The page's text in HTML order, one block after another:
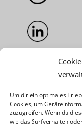
Um dir ein optimales
Cookies, um
zuzugreifen. Wenn du
wie das Surfverhalten
Info
AGB